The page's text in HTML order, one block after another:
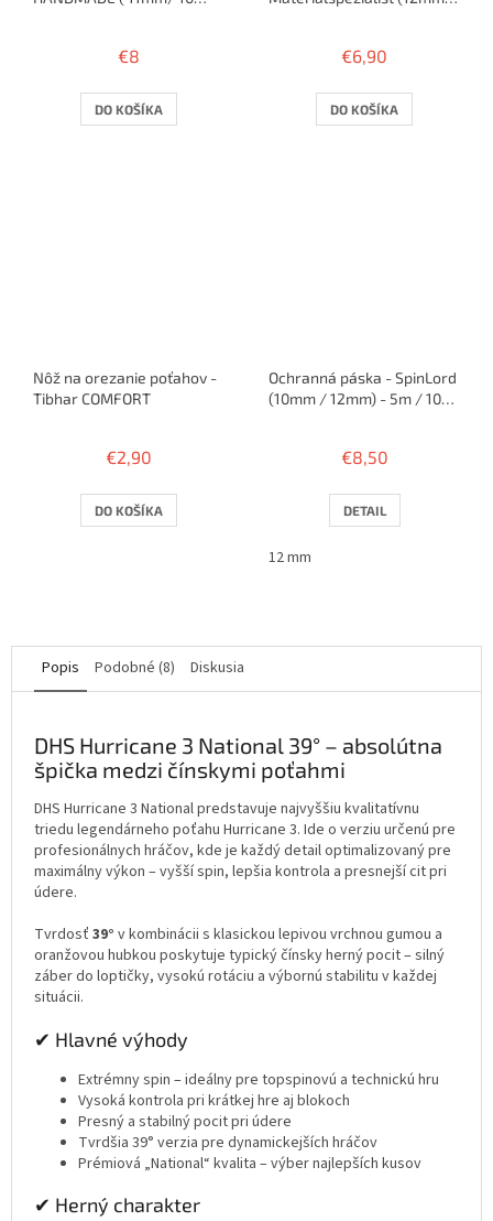
€8
DO KOŠÍKA
€6,90
DO KOŠÍKA
Nôž na orezanie poťahov -
Tibhar COMFORT
€2,90
DO KOŠÍKA
Ochranná páska - SpinLord
(10mm / 12mm) - 5m / 10
€8,50
DETAIL
12 mm
Popis Podobné (8) Diskusia
DHS Hurricane 3 National 39° – absolútna
špička medzi čínskymi poťahmi
DHS Hurricane 3 National predstavuje najvyššiu kvalitatívnu
triedu legendárneho poťahu Hurricane 3. Ide o verziu určenú pre
profesionálnych hráčov, kde je každý detail optimalizovaný pre
maximálny výkon – vyšší spin, lepšia kontrola a presnejší cit pri
údere.
Tvrdosť 39° v kombinácii s klasickou lepivou vrchnou gumou a
oranžovou hubkou poskytuje typický čínsky herný pocit – silný
záber do loptičky, vysokú rotáciu a výbornú stabilitu v každej
situácii.
✔ Hlavné výhody
Extrémny spin – ideálny pre topspinovú a technickú hru
Vysoká kontrola pri krátkej hre aj blokoch
Presný a stabilný pocit pri údere
Tvrdšia 39° verzia pre dynamickejších hráčov
Prémiová „National“ kvalita – výber najlepších kusov
✔ Herný charakter